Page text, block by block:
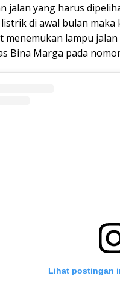
jalan yang harus
di awal bulan
menemukan lampu
Bina Marga pada
Lihat postingan